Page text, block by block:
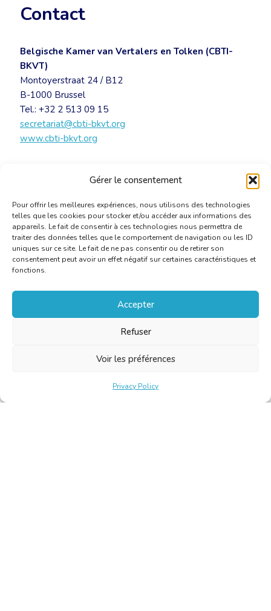
Gérer le consentement
Pour offrir les meilleures expériences, nous utilisons des technologies
telles que les cookies pour stocker et/ou accéder aux informations des
appareils. Le fait de consentir à ces technologies nous permettra de
traiter des données telles que le comportement de navigation ou les ID
uniques sur ce site. Le fait de ne pas consentir ou de retirer son
consentement peut avoir un effet négatif sur certaines caractéristiques et
fonctions.
Accepter
Refuser
Voir les préférences
Privacy Policy
Contact
Belgische Kamer van Vertalers en Tolken (CBTI-
BKVT)
Montoyerstraat 24 / B12
B-1000 Brussel
Tel.: +32 2 513 09 15
secretariat@cbti-bkvt.org
www.cbti-bkvt.org
[PDF]